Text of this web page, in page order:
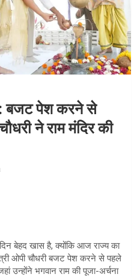
बजट पेश करने से
ने राम मंदिर की
बेहद खास है, क्योंकि आज राज्य का
ओपी चौधरी बजट पेश करने से पहले
उन्होंने भगवान राम की पूजा-अर्चना